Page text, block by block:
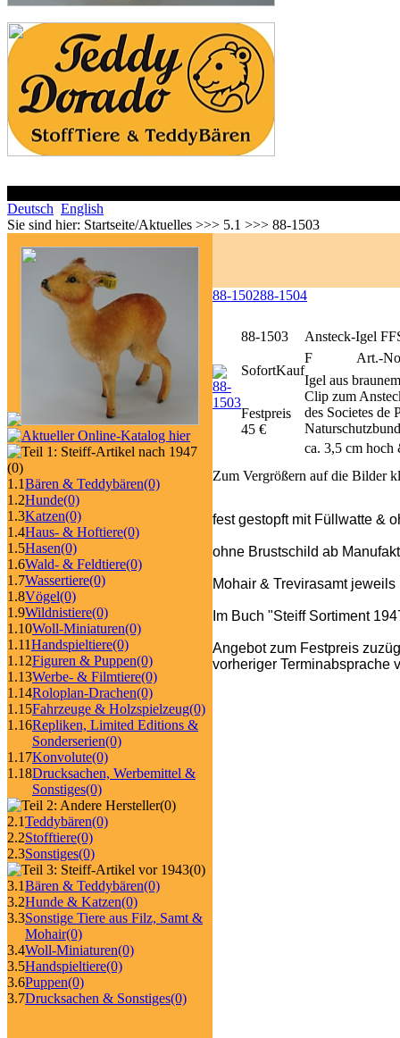
Deutsch English
Sie sind hier: Startseite/Aktuelles >>> 5.1 >>> 88-1503
(0)
1.1Bären & Teddybären(0)
1.2Hunde(0)
1.3Katzen(0)
1.4Haus- & Hoftiere(0)
1.5Hasen(0)
1.6Wald- & Feldtiere(0)
1.7Wassertiere(0)
1.8Vögel(0)
1.9Wildnistiere(0)
1.10Woll-Miniaturen(0)
1.11Handspieltiere(0)
1.12Figuren & Puppen(0)
1.13Werbe- & Filmtiere(0)
1.14Roloplan-Drachen(0)
1.15Fahrzeuge & Holzspielzeug(0)
1.16Repliken, Limited Editions &
Sonderserien(0)
1.17Konvolute(0)
1.18Drucksachen, Werbemittel &
Sonstiges(0)
(0)
2.1Teddybären(0)
2.2Stofftiere(0)
2.3Sonstiges(0)
(0)
3.1Bären & Teddybären(0)
3.2Hunde & Katzen(0)
3.3Sonstige Tiere aus Filz, Samt &
Mohair(0)
3.4Woll-Miniaturen(0)
3.5Handspieltiere(0)
3.6Puppen(0)
3.7Drucksachen & Sonstiges(0)
88-150288-1504
88-1503
Ansteck-Igel
F
Art.-
Igel aus
Clip zum
des Societes de
ca. 3,5 cm hoch
SofortKauf
Festpreis
45 €
Zum Vergrößern auf die Bilder
fest gestopft mit Füllwatte &
ohne Brustschild ab
Mohair & Trevirasamt
Im Buch "Steiff Sortiment
Angebot zum Festpreis
vorheriger Terminabsprache